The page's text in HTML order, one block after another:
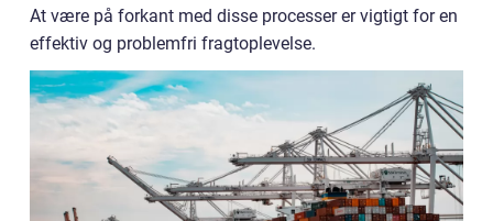
At være på forkant med disse processer er vigtigt for en
effektiv og problemfri fragtoplevelse.